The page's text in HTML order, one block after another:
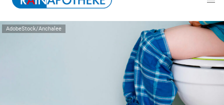
AdobeStock/Anchalee